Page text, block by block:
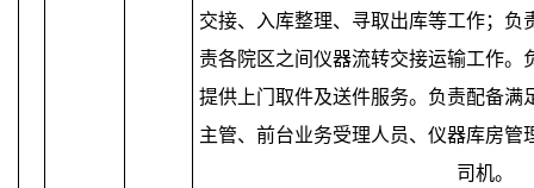
交接、入库整理、寻取出库等工作；负
责各院区之间仪器流转交接运输工作。
提供上门取件及送件服务。负责配备满
主管、前台业务受理人员、仪器库房管
司机。